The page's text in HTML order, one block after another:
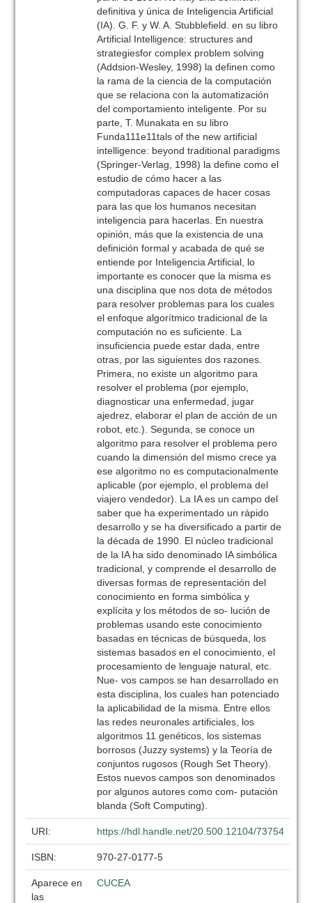
definitiva y única de Inteligencia Artificial
(IA). G. F. y W. A. Stubblefield. en su libro
Artificial Intelligence: structures and
strategiesfor complex problem solving
(Addsion-Wesley, 1998) la definen como
la rama de la ciencia de la computación
que se relaciona con la automatización
del comportamiento inteligente. Por su
parte, T. Munakata en su libro
Funda111e11tals of the new artificial
intelligence: beyond traditional paradigms
(Springer-Verlag, 1998) la define como el
estudio de cómo hacer a las
computadoras capaces de hacer cosas
para las que los humanos necesitan
inteligencia para hacerlas. En nuestra
opinión, más que la existencia de una
definición formal y acabada de qué se
entiende por Inteligencia Artificial, lo
importante es conocer que la misma es
una disciplina que nos dota de métodos
para resolver problemas para los cuales
el enfoque algorítmico tradicional de la
computación no es suficiente. La
insuficiencia puede estar dada, entre
otras, por las siguientes dos razones.
Primera, no existe un algoritmo para
resolver el problema (por ejemplo,
diagnosticar una enfermedad, jugar
ajedrez, elaborar el plan de acción de un
robot, etc.). Segunda, se conoce un
algoritmo para resolver el problema pero
cuando la dimensión del mismo crece ya
ese algoritmo no es computacionalmente
aplicable (por ejemplo, el problema del
viajero vendedor). La IA es un campo del
saber que ha experimentado un rápido
desarrollo y se ha diversificado a partir de
la década de 1990. El núcleo tradicional
de la IA ha sido denominado IA simbólica
tradicional, y comprende el desarrollo de
diversas formas de representación del
conocimiento en forma simbólica y
explícita y los métodos de so- lución de
problemas usando este conocimiento
basadas en técnicas de búsqueda, los
sistemas basados en el conocimiento, el
procesamiento de lenguaje natural, etc.
Nue- vos campos se han desarrollado en
esta disciplina, los cuales han potenciado
la aplicabilidad de la misma. Entre ellos
las redes neuronales artificiales, los
algoritmos 11 genéticos, los sistemas
borrosos (Juzzy systems) y la Teoría de
conjuntos rugosos (Rough Set Theory).
Estos nuevos campos son denominados
por algunos autores como com- putación
blanda (Soft Computing).
URI: https://hdl.handle.net/20.500.12104/73754
ISBN: 970-27-0177-5
Aparece en
las
CUCEA